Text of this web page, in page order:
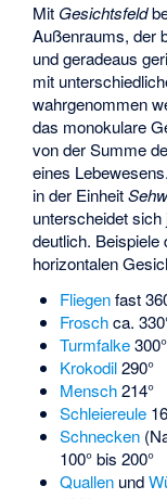
Mit Gesichtsfeld
Außenraums, der
und geradeaus
mit
wahrgenommen
das monokulare
von der Summe
eines
in der Einheit
unterscheidet
deutlich.
horizontalen
Fliegenfast
Froschca.
Turmfalke300°
Krokodil290°
Mensch214°
Schleiereule
Schnecken(
100° bis 200°
Quallenund